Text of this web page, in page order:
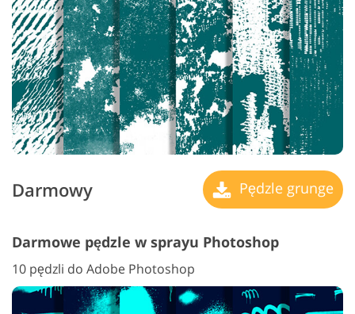
Darmowy Pędzle grunge
Darmowe pędzle w sprayu Photoshop
10 pędzli do Adobe Photoshop